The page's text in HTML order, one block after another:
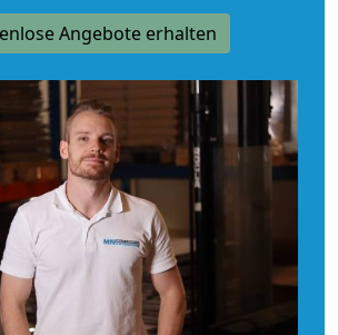
Angebote erhalten